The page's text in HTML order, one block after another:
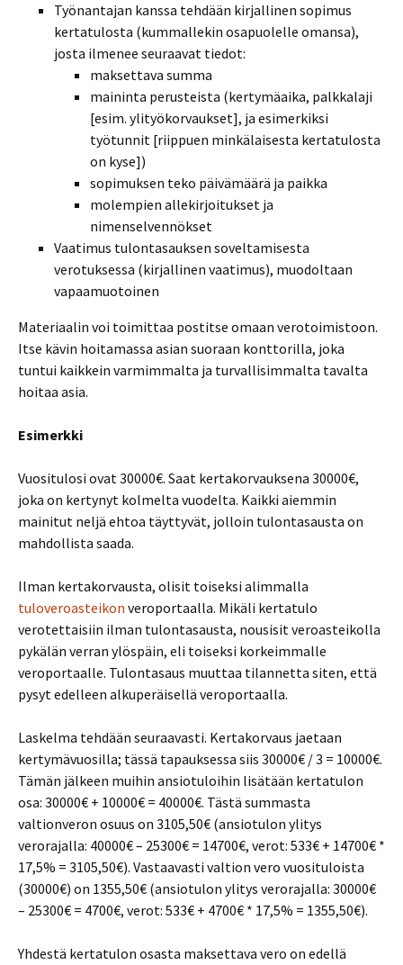
Työnantajan kanssa tehdään kirjallinen sopimus
kertatulosta (kummallekin osapuolelle omansa),
josta ilmenee seuraavat tiedot:
maksettava summa
maininta perusteista (kertymäaika, palkkalaji
[esim. ylityökorvaukset], ja esimerkiksi
työtunnit [riippuen minkälaisesta kertatulosta
on kyse])
sopimuksen teko päivämäärä ja paikka
molempien allekirjoitukset ja
nimenselvennökset
Vaatimus tulontasauksen soveltamisesta
verotuksessa (kirjallinen vaatimus), muodoltaan
vapaamuotoinen
Materiaalin voi toimittaa postitse omaan verotoimistoon.
Itse kävin hoitamassa asian suoraan konttorilla, joka
tuntui kaikkein varmimmalta ja turvallisimmalta tavalta
hoitaa asia.
Esimerkki
Vuositulosi ovat 30000€. Saat kertakorvauksena 30000€,
joka on kertynyt kolmelta vuodelta. Kaikki aiemmin
mainitut neljä ehtoa täyttyvät, jolloin tulontasausta on
mahdollista saada.
Ilman kertakorvausta, olisit toiseksi alimmalla
tuloveroasteikon veroportaalla. Mikäli kertatulo
verotettaisiin ilman tulontasausta, nousisit veroasteikolla
pykälän verran ylöspäin, eli toiseksi korkeimmalle
veroportaalle. Tulontasaus muuttaa tilannetta siten, että
pysyt edelleen alkuperäisellä veroportaalla.
Laskelma tehdään seuraavasti. Kertakorvaus jaetaan
kertymävuosilla; tässä tapauksessa siis 30000€ / 3 = 10000€.
Tämän jälkeen muihin ansiotuloihin lisätään kertatulon
osa: 30000€ + 10000€ = 40000€. Tästä summasta
valtionveron osuus on 3105,50€ (ansiotulon ylitys
verorajalla: 40000€ – 25300€ = 14700€, verot: 533€ + 14700€ *
17,5% = 3105,50€). Vastaavasti valtion vero vuosituloista
(30000€) on 1355,50€ (ansiotulon ylitys verorajalla: 30000€
– 25300€ = 4700€, verot: 533€ + 4700€ * 17,5% = 1355,50€).
Yhdestä kertatulon osasta maksettava vero on edellä